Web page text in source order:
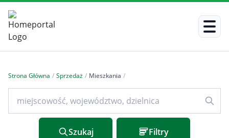
Strona Główna / Sprzedaż / Mieszkania /
Szukaj Filtry